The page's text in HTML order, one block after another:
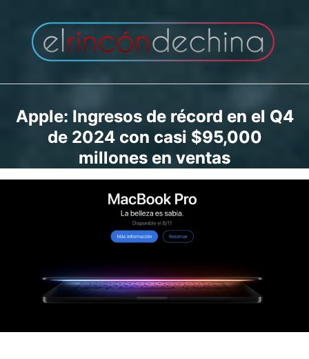
contenido
Apple: Ingresos de récord en el Q4
de 2024 con casi $95,000
millones en ventas